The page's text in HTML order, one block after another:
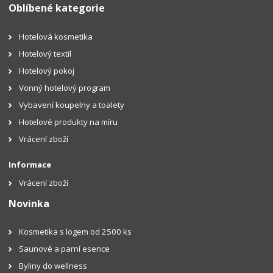
Oblíbené kategorie
Hotelová kosmetika
Hotelový textil
Hotelový pokoj
Vonný hotelový program
Vybavení koupelny a toalety
Hotelové produkty na míru
Vrácení zboží
Informace
Vrácení zboží
Novinka
Kosmetika s logem od 2500 ks
Saunové a parní esence
Byliny do wellness